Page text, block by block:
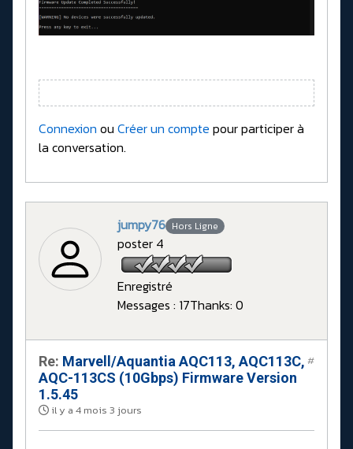
Connexion ou Créer un compte pour participer à
la conversation.
jumpy76 Hors Ligne
poster 4
Enregistré
Messages : 17Thanks: 0
Re: Marvell/Aquantia AQC113, AQC113C,
AQC-113CS (10Gbps) Firmware Version
1.5.45
il y a 4 mois 3 jours
#